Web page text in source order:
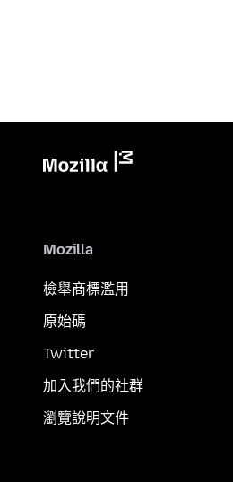
Mozilla
檢舉商標濫用
原始碼
Twitter
加入我們的社群
瀏覽說明文件